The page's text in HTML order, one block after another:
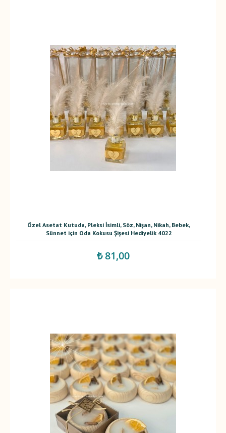
Özel Asetat Kutuda, Pleksi İsimli, Söz, Nişan, Nikah, Bebek,
Sünnet için Oda Kokusu Şişesi Hediyelik 4022
₺ 81,00